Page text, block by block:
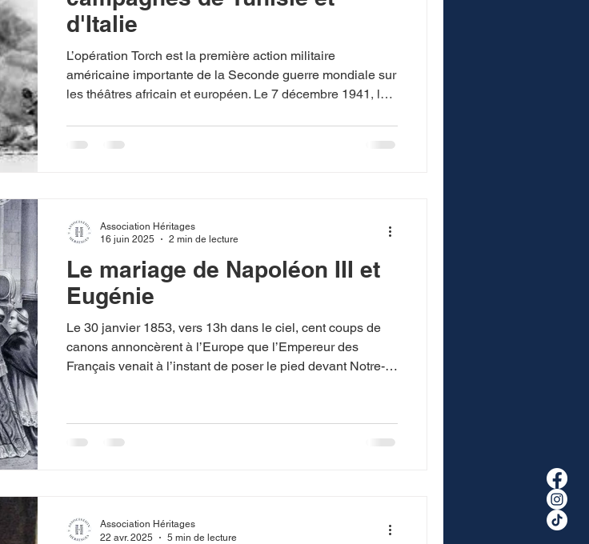
d'Italie
L’opération Torch est la première action militaire
américaine importante de la Seconde guerre mondiale sur
les théâtres africain et européen. Le 7 décembre 1941, les
japonaises. Avant cela, les deux nations étaient en paix et
Le mariage de Napoléon III et
Eugénie
Le 30 janvier 1853, vers 13h dans le ciel, cent coups de
canons annoncèrent à l’Europe que l’Empereur des
Français venait à l’instant de poser le pied devant Notre-
Association Héritages
16 juin 2025
2 min de lecture
Association Héritages
22 avr. 2025
5 min de lecture